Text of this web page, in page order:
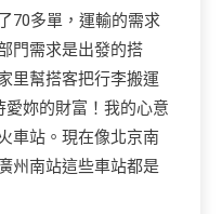
70多單，運輸的需求
門需求是出發的搭
里幫搭客把行李搬運
妳的財富！我的心意
車站。現在像北京南
州南站這些車站都是